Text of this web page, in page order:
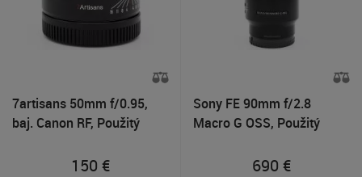
7artisans 50mm f/0.95,
baj. Canon RF, Použitý
150 €
Sony FE 90mm f/2.8
Macro G OSS, Použitý
690 €